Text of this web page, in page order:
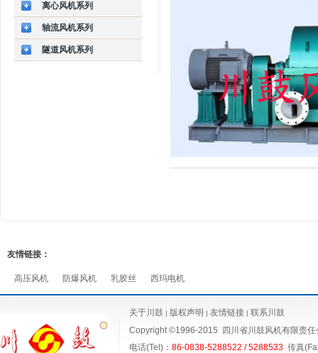
离心风机系列
轴流风机系列
隧道风机系列
友情链接：
高压风机 防爆风机 乳胶丝 西玛电机
关于川鼓 | 版权声明 | 友情链接 | 联系川鼓
Copyright ©1996-2015
四川省川鼓风机有限责
电话(Tel)： 86-0838-5288522 / 5288533 传真